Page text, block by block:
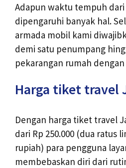
Adapun waktu tempuh
dipengaruhi banyak hal.
armada mobil kami
demi satu penumpang
pekarangan rumah
Harga tiket travel
Dengan harga tiket travel
dari Rp 250.000 (dua ratus
rupiah) para pengguna
membebaskan diri dari